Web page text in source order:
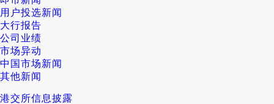
用户投选新闻
大行报告
公司业绩
市场异动
中国市场新闻
其他新闻
港交所信息披露